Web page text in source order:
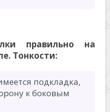
правильно на
Тонкости:
подкладка,
к боковым